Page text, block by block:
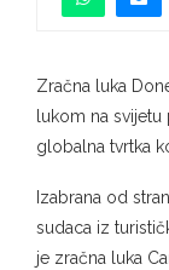
Zračna luka
lukom na svijetu
globalna tvrtka
Izabrana od
sudaca iz
je zračna luka